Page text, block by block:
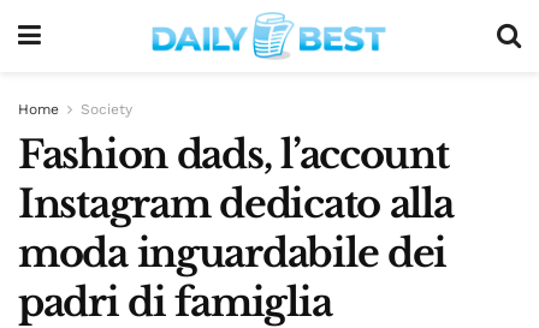
Home Society
Fashion dads, l’account
Instagram dedicato alla
moda inguardabile dei
padri di famiglia